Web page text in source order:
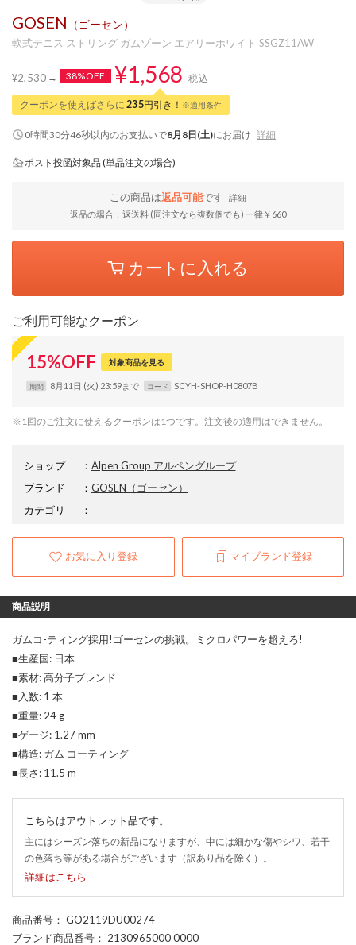
GOSEN （ゴーセン）
軟式テニス ストリング ガムゾーン エアリーホワイト SSGZ11AW
¥2,530 38%OFF ¥1,568 税込
クーポンを使えばさらに 235円引き！ ※適用条件
0時間30分45秒以内のお支払いで8月8日(土)にお届け 詳細
ポスト投函対象品 (単品注文の場合)
この商品は返品可能です
詳細
返品の場合：返送料 (同注文なら複数個でも) 一律￥660
カートに入れる
ご利用可能なクーポン
15%OFF 対象商品を見る
期間 8月11日 (火) 23:59まで コード SCYH-SHOP-H0807B
※1回のご注文に使えるクーポンは1つです。注文後の適用はできません。
ショップ ： Alpen Group アルペングループ
ブランド
： GOSEN （ゴーセン）
カテゴリ
：
お気に入り登録 マイブランド登録
商品説明
ガムコ-ティング採用!ゴーセンの挑戦。ミクロパワーを超えろ!
■生産国: 日本
■素材: 高分子ブレンド
■入数: 1 本
■重量: 24 g
■ゲージ: 1.27 mm
■構造: ガム コーティング
■長さ: 11.5 m
こちらはアウトレット品です。
主にはシーズン落ちの新品になりますが、中には細かな傷やシワ、若干
の色落ち等がある場合がございます（訳あり品を除く）。
詳細はこちら
商品番号 ： GO2119DU00274
ブランド商品番号 ： 2130965000 0000